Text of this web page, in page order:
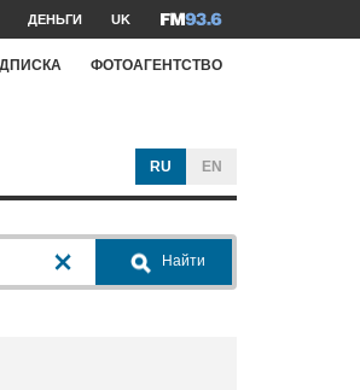
ДЕНЬГИ UK
ФОТОАГЕНТСТВО
RU EN
Найти